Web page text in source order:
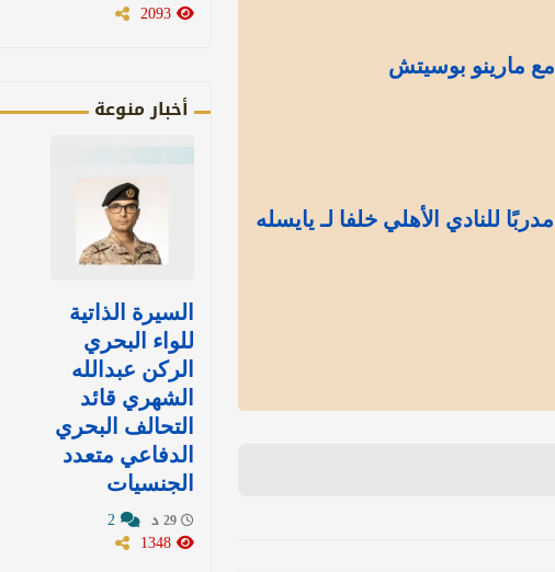
مع مارينو بوسيتش
للنادي الأهلي خلفا لـ يايسله
أخبار منوعة
السيرة الذاتية
للواء البحري
الركن عبدالله
الشهري قائد
التحالف البحري
الدفاعي متعدد
الجنسيات